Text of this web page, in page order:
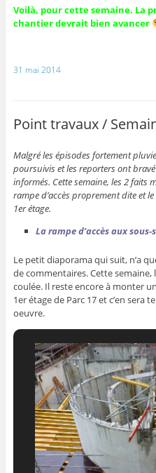
Voilà, pour cette semaine. La
chantier devrait bien avancer
31 mai 2014
Point travaux /
Malgré les épisodes fortement
poursuivis et les reporters ont
informés. Cette semaine, les 2 faits
rampe d’accès proprement dite et
1er étage.
La rampe d’accès aux sous-
Le petit diaporama qui suit, n’a
de commentaires. Cette
coulée. Il reste encore à monter
1er étage de Parc 17 et c’en sera
oeuvre.